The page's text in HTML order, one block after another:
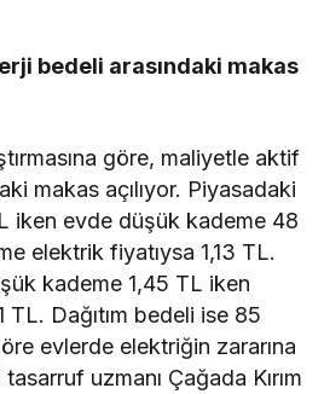
bedeli arasındaki makas
göre, maliyetle aktif
makas açılıyor. Piyasadaki
iken evde düşük kademe 48
elektrik fiyatıysa 1,13 TL.
kademe 1,45 TL iken
Dağıtım bedeli ise 85
evlerde elektriğin zararına
tasarruf uzmanı Çağada Kırım